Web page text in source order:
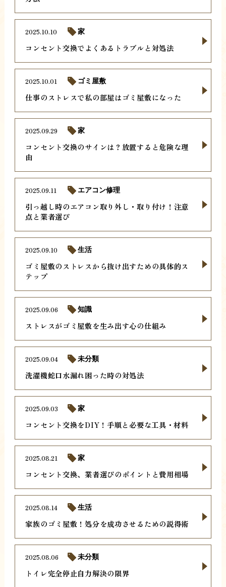
コンセント交換でよくあるトラブルと対処法
2025.10.10 家
仕事のストレスで私の部屋はゴミ屋敷になった
2025.10.01 ゴミ屋敷
コンセント交換のサインは？放置すると危険な理
由
2025.09.29 家
引っ越し時のエアコン取り外し・取り付け！注意
点と業者選び
2025.09.11 エアコン修理
ゴミ屋敷のストレスから抜け出すための具体的ス
テップ
2025.09.10 生活
ストレスがゴミ屋敷を生み出す心の仕組み
2025.09.06 知識
洗濯機蛇口水漏れ困った時の対処法
2025.09.04 未分類
コンセント交換をDIY！手順と必要な工具・材料
2025.09.03 家
コンセント交換、業者選びのポイントと費用相場
2025.08.21 家
家族のゴミ屋敷！処分を成功させるための説得術
2025.08.14 生活
トイレ完全停止自力解決の限界
2025.08.06 未分類